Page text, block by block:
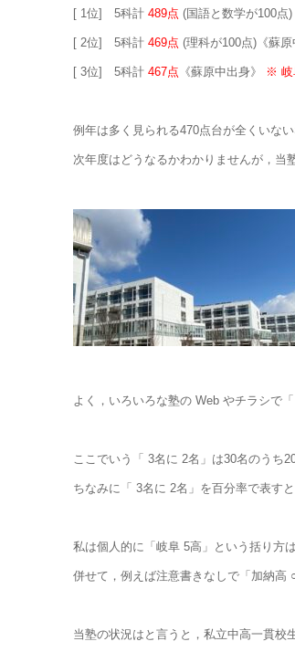
[ 1位] 5科計 489点 (国語と数学が100点)
[ 2位] 5科計 469点 (理科が100点)《蘇原
[ 3位] 5科計 467点 《蘇原中出身》 ※ 岐
例年は多く見られる470点台が全くいない
次年度はどうなるかわかりませんが，当
よく，いろいろな塾の Web やチラシで
ここでいう「 3名に 2名」は30名のうち
ちなみに「 3名に 2名」を百分率で表す
私は個人的に「岐阜 5高」という括り方
併せて，例えば注意書きなしで「加納高
当塾の状況はと言うと，私立中高一貫校